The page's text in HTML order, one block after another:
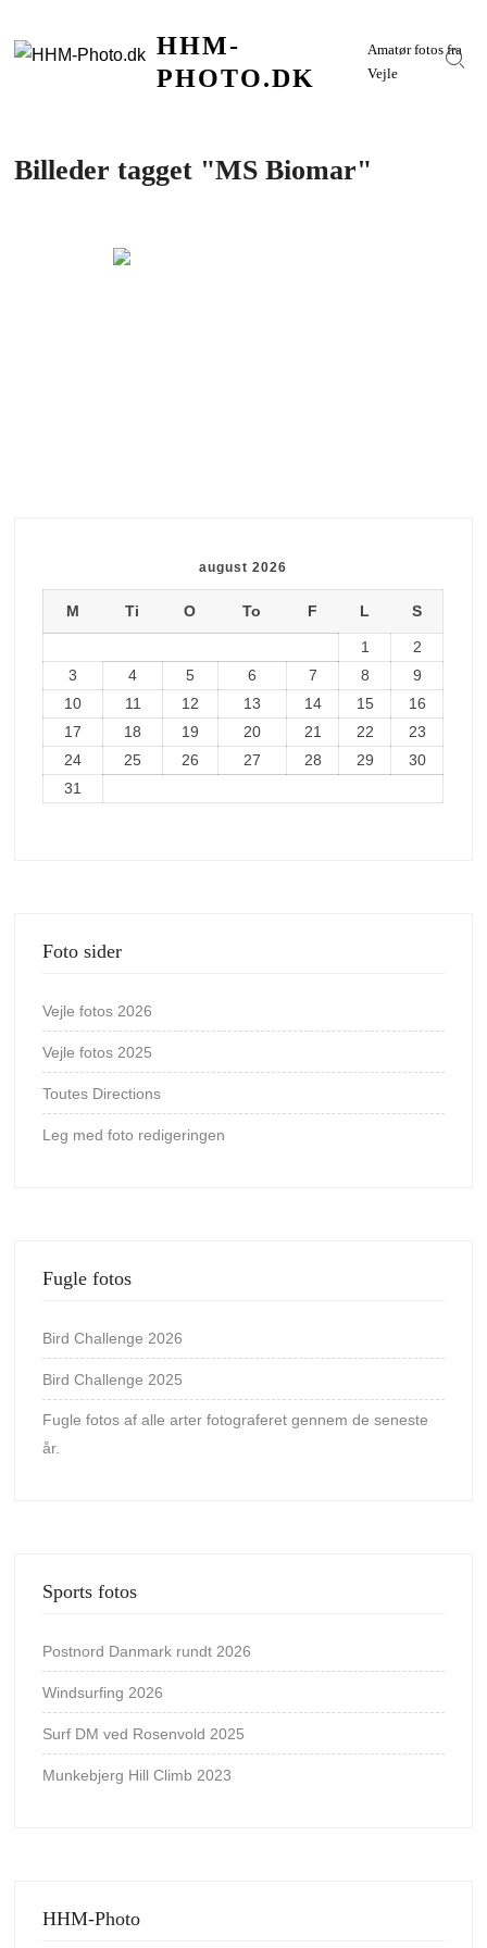
HHM-
PHOTO.DK
Amatør fotos fra
Vejle
Billeder tagget "MS Biomar"
august 2026
M Ti O To F L S
1
2
3
4 5 6 7 8
9
10
11 12 13 14 15
16
17
18 19 20 21 22
23
24
25 26 27 28 29
30
31
Foto sider
Vejle fotos 2026
Vejle fotos 2025
Toutes Directions
Leg med foto redigeringen
Fugle fotos
Bird Challenge 2026
Bird Challenge 2025
Fugle fotos af alle arter fotograferet gennem de seneste
år.
Sports fotos
Postnord Danmark rundt 2026
Windsurfing 2026
Surf DM ved Rosenvold 2025
Munkebjerg Hill Climb 2023
HHM-Photo